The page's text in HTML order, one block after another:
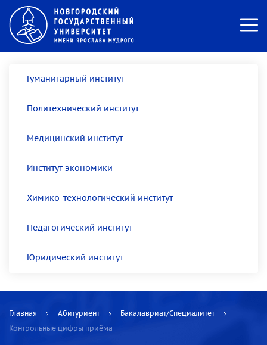
Гуманитарный институт
Политехнический институт
Медицинский институт
Институт экономики
Химико-технологический институт
Педагогический институт
Юридический институт
Главная Абитуриент
Бакалавриат/Специалитет
Контрольные цифры приёма